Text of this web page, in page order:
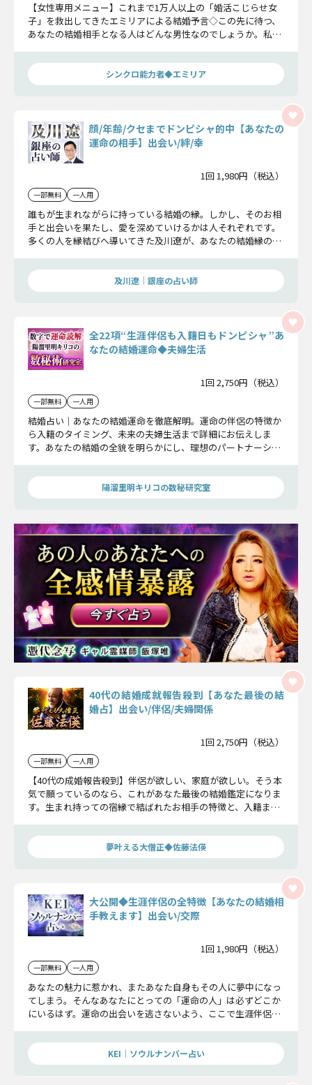
【女性専用メニュー】これまで1万人以上の「婚活こじらせ女
子」を救出してきたエミリアによる結婚予言◇この先に待つ、
あなたの結婚相手となる人はどんな男性なのでしょうか。私が
を細かく特定していきますね。
シンクロ能力者◆エミリア
顔/年齢/クセまでドンピシャ的中【あなたの
運命の相手】出会い/絆/幸
1回 1,980円（税込）
一部無料 一人用
誰もが生まれながらに持っている結婚の縁。しかし、そのお相
手と出会いを果たし、愛を深めていけるかは人それぞれです。
多くの人を縁結びへ導いてきた及川遼が、あなたの結婚縁の先
及川遼｜銀座の占い師
全22項“生涯伴侶も入籍日もドンピシャ”あ
なたの結婚運命◆夫婦生活
1回 2,750円（税込）
一部無料 一人用
結婚占い｜あなたの結婚運命を徹底解明。運命の伴侶の特徴か
ら入籍のタイミング、未来の夫婦生活まで詳細にお伝えしま
す。あなたの結婚の全貌を明らかにし、理想のパートナーシッ
陽溜里明キリコの数秘研究室
40代の結婚成就報告殺到【あなた最後の結
婚占】出会い/伴侶/夫婦関係
1回 2,750円（税込）
一部無料 一人用
【40代の成婚報告殺到】伴侶が欲しい、家庭が欲しい。そう本
気で願っているのなら、これがあなた最後の結婚鑑定になりま
す。生まれ持っての宿縁で結ばれたお相手の特徴と、入籍まで
夢叶える大僧正◆佐藤法偀
大公開◆生涯伴侶の全特徴【あなたの結婚相
手教えます】出会い/交際
1回 1,980円（税込）
一部無料 一人用
あなたの魅力に惹かれ、またあなた自身もその人に夢中になっ
てしまう。そんなあなたにとっての「運命の人」は必ずどこか
にいるはず。運命の出会いを逃さないよう、ここで生涯伴侶の
KEI｜ソウルナンバー占い